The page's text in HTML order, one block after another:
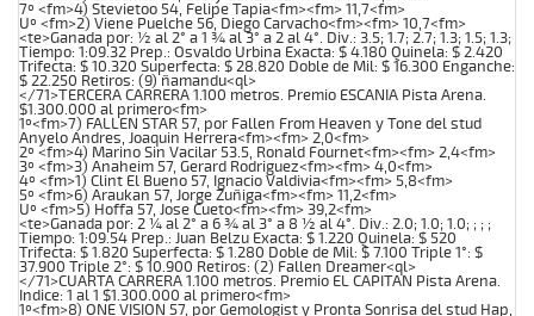
7º <fm>4) Stevietoo 54, Felipe Tapia<fm><fm> 11,7<fm>
Uº <fm>2) Viene Puelche 56, Diego Carvacho<fm><fm> 10,7<fm>
<te>Ganada por: ½ al 2° a 1 ¾ al 3° a 2 al 4°. Div.: 3.5; 1.7; 2.7; 1.3; 1.5; 1.3;
Tiempo: 1:09.32 Prep.: Osvaldo Urbina Exacta: $ 4.180 Quinela: $ 2.420
Trifecta: $ 10.320 Superfecta: $ 28.820 Doble de Mil: $ 16.300 Enganche:
$ 22.250 Retiros: (9) ñamandu<ql>
</71>TERCERA CARRERA 1.100 metros. Premio ESCANIA Pista Arena.
$1.300.000 al primero<fm>
1º<fm>7) FALLEN STAR 57, por Fallen From Heaven y Tone del stud
Anyelo Andres, Joaquin Herrera<fm><fm> 2,0<fm>
2º <fm>4) Marino Sin Vacilar 53.5, Ronald Fournet<fm><fm> 2,4<fm>
3º <fm>3) Anaheim 57, Gerard Rodriguez<fm><fm> 4,0<fm>
4º <fm>1) Clint El Bueno 57, Ignacio Valdivia<fm><fm> 5,8<fm>
5º <fm>6) Araukan 57, Jorge Zuñiga<fm><fm> 11,2<fm>
Uº <fm>5) Hoffa 57, Jose Cueto<fm><fm> 39,2<fm>
<te>Ganada por: 2 ¼ al 2° a 6 ¾ al 3° a 8 ½ al 4°. Div.: 2.0; 1.0; 1.0; ; ; ;
Tiempo: 1:09.54 Prep.: Juan Belzu Exacta: $ 1.220 Quinela: $ 520
Trifecta: $ 1.820 Superfecta: $ 1.280 Doble de Mil: $ 7.100 Triple 1°: $
37.900 Triple 2°: $ 10.900 Retiros: (2) Fallen Dreamer<ql>
</71>CUARTA CARRERA 1.100 metros. Premio EL CAPITAN Pista Arena.
Indice: 1 al 1 $1.300.000 al primero<fm>
1º<fm>8) ONE VISION 57, por Gemologist y Pronta Sonrisa del stud Hap,